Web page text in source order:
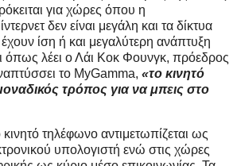
για χώρες όπου η
δεν είναι μεγάλη και τα δίκτυα
ίση ή και μεγαλύτερη ανάπτυξη
όπως λέει ο Λάι Κοκ Φουνγκ, πρόεδρος
το MyGamma, «το κινητό
τρόπος για να μπεις στο
τηλέφωνο αντιμετωπίζεται ως
υπολογιστή ενώ στις χώρες